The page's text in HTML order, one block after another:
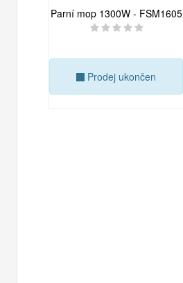
Parní mop 1300W - FSM1605
Prodej ukončen